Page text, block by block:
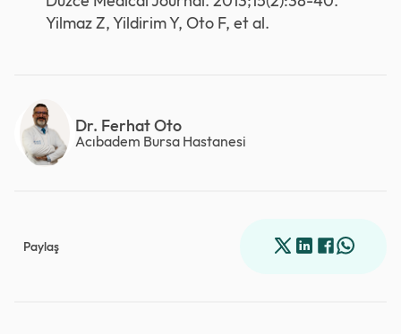
Yilmaz Z, Yildirim Y, Oto F, et al.
Dr. Ferhat Oto
Acıbadem Bursa Hastanesi
Paylaş